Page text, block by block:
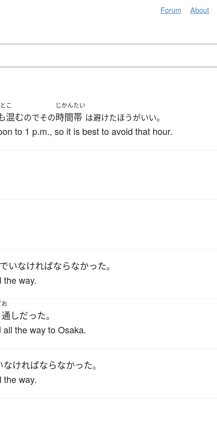
Forum About
こ
混むのでその
じかんたい
時間帯 は避けたほうがいい。
to 1 p.m., so it is best to avoid that hour.
でいなければならなかった。
the way.
お
しだった。
the way to Osaka.
なければならなかった。
the way.